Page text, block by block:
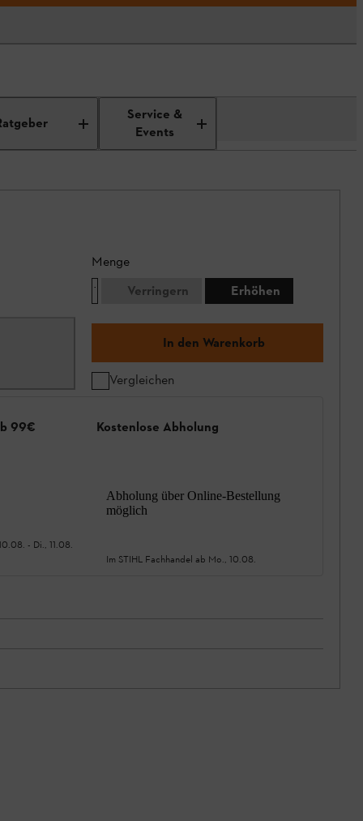
Service &
Events
Menge
Verringern
Erhöhen
In den Warenkorb
Vergleichen
99€
- Di., 11.08.
Kostenlose Abholung
Abholung über Online-Bestellung
möglich
Im STIHL Fachhandel ab Mo., 10.08.